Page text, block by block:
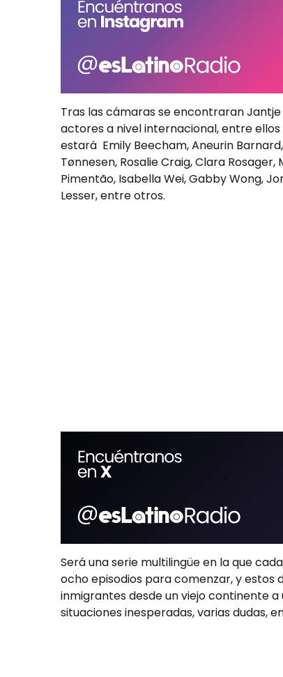
Tras las cámaras se encontraran
actores a nivel internacional, entre
estará Emily Beecham, Aneurin
Tønnesen, Rosalie Craig, Clara
Pimentão, Isabella Wei, Gabby Wong,
Lesser, entre otros.
Será una serie multilingüe en la que
ocho episodios para comenzar, y
inmigrantes desde un viejo continente
situaciones inesperadas, varias dudas,